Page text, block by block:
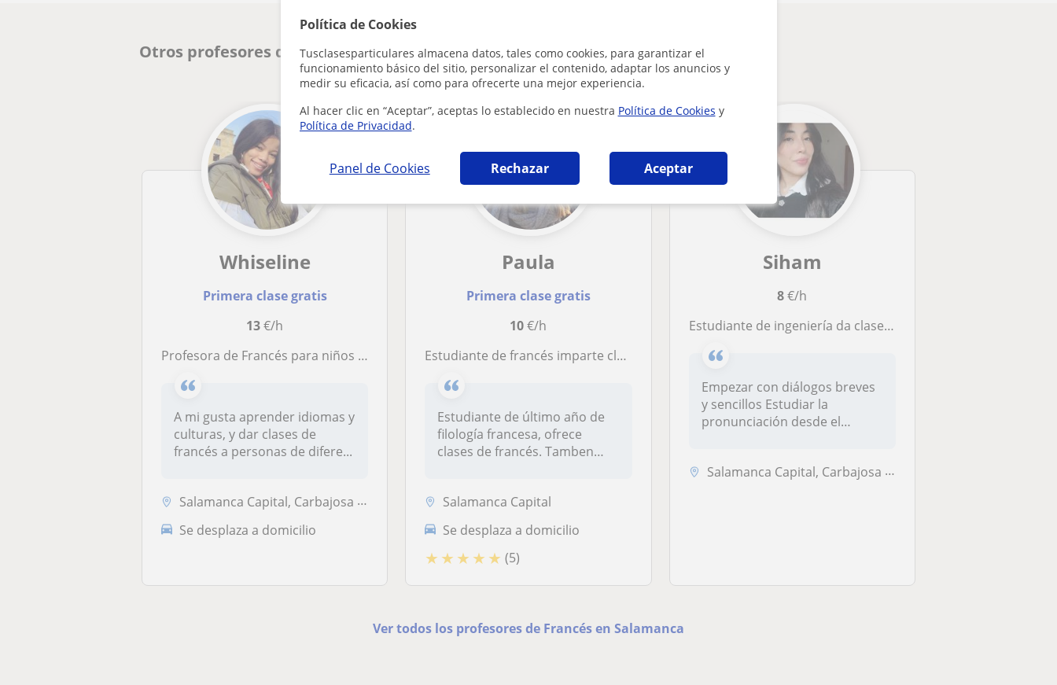
Política de Cookies
Tusclasesparticulares almacena datos, tales como cookies, para garantizar el
funcionamiento básico del sitio, personalizar el contenido, adaptar los anuncios y
medir su eficacia, así como para ofrecerte una mejor experiencia.
Al hacer clic en “Aceptar”, aceptas lo establecido en nuestra Política de Cookies y
Política de Privacidad.
Panel de Cookies Rechazar Aceptar
Otros profesores de Francés en Salamanca que pueden interesarte
Whiseline
Primera clase gratis
13€/h
Profesora de Francés para niños y adultos
A mi gusta aprender idiomas y
culturas, y dar clases de
francés a personas de difere...
Salamanca Capital, Carbajosa de la Sagrada, Santa Marta de Tormes, Vil...
Se desplaza a domicilio
Paula
Primera clase gratis
10€/h
Estudiante de francés imparte clases hasta segundo de bachiller
Estudiante de último año de
filología francesa, ofrece
clases de francés. Tamben
Salamanca Capital
Se desplaza a domicilio
★ ★ ★ ★ ★ (5)
Siham
8€/h
Estudiante de ingeniería da clases de francés y árabe de manera sencilla y divertida y con mucha experiencia
Empezar con diálogos breves
y sencillos Estudiar la
pronunciación desde el
Salamanca Capital, Carbajosa de la Sagrada, Santa Marta de Tormes, Vil...
Ver todos los profesores de Francés en Salamanca